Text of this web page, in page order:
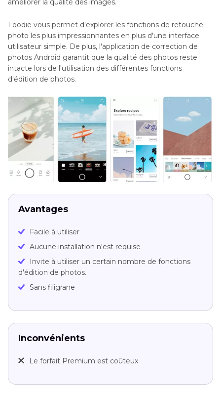
améliorer la qualité des images.
Foodie vous permet d'explorer les fonctions de retouche
photo les plus impressionnantes en plus d'une interface
utilisateur simple. De plus, l'application de correction de
photos Android garantit que la qualité des photos reste
intacte lors de l'utilisation des différentes fonctions
d'édition de photos.
Avantages
Facile à utiliser
Aucune installation n'est requise
Invite à utiliser un certain nombre de fonctions
d'édition de photos.
Sans filigrane
Inconvénients
Le forfait Premium est coûteux